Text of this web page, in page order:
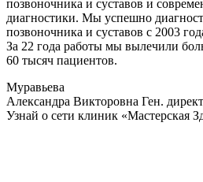
позвоночника и суставов и
диагностики. Мы успешно
позвоночника и суставов с 2003
За 22 года работы мы вылечили
60 тысяч пациентов.
Муравьева
Александра Викторовна Ген.
Узнай о сети клиник «Мастерская